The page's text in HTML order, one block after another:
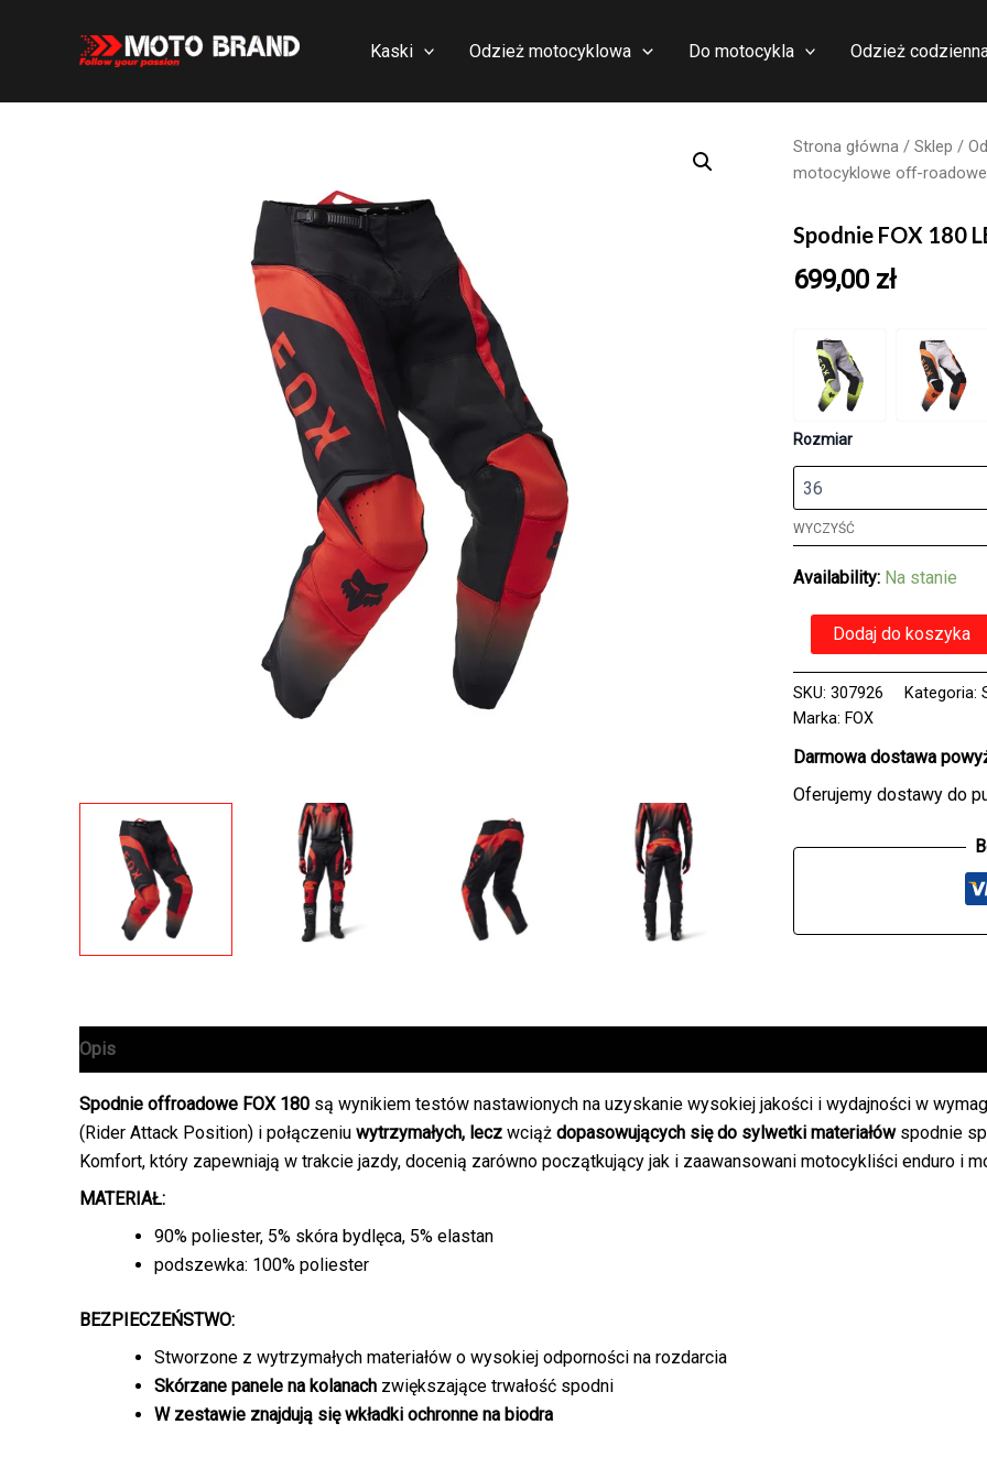
Kaski Odzież motocyklowa Do motocykla Odzież
Strona główna / Sklep /
motocyklowe off-roadowe
Spodnie FOX 180
699,00 zł
Rozmiar
WYCZYŚĆ
Availability: Na stanie
Spodnie
FOX
180
LEAN
RED
Dodaj do koszyka
SKU: 307926 Kategoria:
Marka: FOX
Darmowa dostawa
Oferujemy dostawy do
Opis
Spodnie offroadowe FOX 180 są wynikiem testów nastawionych na uzyskanie wysokiej jakości i wydajności w
(Rider Attack Position) i połączeniu wytrzymałych, lecz wciąż dopasowujących się do sylwetki materiałówspodnie
Komfort, który zapewniają w trakcie jazdy, docenią zarówno początkujący jak i zaawansowani motocykliści enduro i
MATERIAŁ:
90% poliester, 5% skóra bydlęca, 5% elastan
podszewka: 100% poliester
BEZPIECZEŃSTWO:
Stworzone z wytrzymałych materiałów o wysokiej odporności na rozdarcia
Skórzane panele na kolanach zwiększające trwałość spodni
W zestawie znajdują się wkładki ochronne na biodra